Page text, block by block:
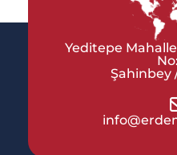
Yeditepe
Şahinbey